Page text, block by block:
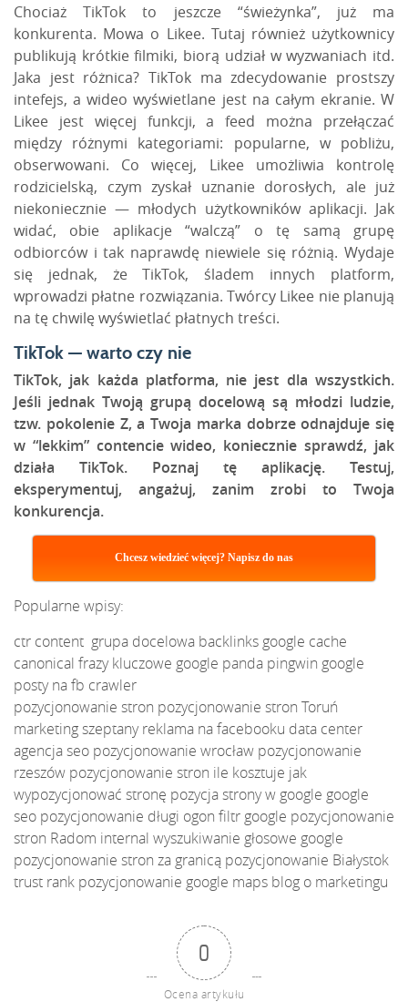
Chociaż TikTok to jeszcze “świeżynka”, już ma
konkurenta. Mowa o Likee. Tutaj również użytkownicy
publikują krótkie filmiki, biorą udział w wyzwaniach itd.
Jaka jest różnica? TikTok ma zdecydowanie prostszy
intefejs, a wideo wyświetlane jest na całym ekranie. W
Likee jest więcej funkcji, afeed można przełączać
między różnymi kategoriami: popularne, w pobliżu,
obserwowani. Co więcej, Likeeumożliwia kontrolę
rodzicielską, czym zyskał uznanie dorosłych, ale już
niekoniecznie — młodych użytkowników aplikacji. Jak
widać, obie aplikacje“walczą” o tę samą grupę
odbiorców i tak naprawdę niewiele się różnią. Wydaje
się jednak, że TikTok, śladem innych platform,
wprowadzi płatne rozwiązania. Twórcy Likee nie planują
na tę chwilę wyświetlać płatnych treści.
TikTok — warto czy nie
TikTok, jak każda platforma, nie jest dla wszystkich.
Jeśli jednak Twoją grupą docelową są młodzi ludzie,
tzw. pokolenie Z, a Twoja marka dobrze odnajduje się
w “lekkim” contencie wideo, koniecznie sprawdź, jak
działa TikTok. Poznaj tę aplikację. Testuj,
eksperymentuj, angażuj, zanim zrobi to Twoja
konkurencja.
Chcesz wiedzieć więcej? Napisz do nas
Popularne wpisy:
ctr content grupa docelowa backlinks google cache
canonical frazy kluczowe google panda pingwin google
posty na fb crawler
pozycjonowanie stron pozycjonowanie stron Toruń
marketing szeptany reklama na facebooku data center
agencja seo pozycjonowanie wrocław pozycjonowanie
rzeszów pozycjonowanie stron ile kosztuje jak
wypozycjonować stronę pozycja strony w google google
seo pozycjonowanie długi ogon filtr google pozycjonowanie
stron Radom internal wyszukiwanie głosowe google
pozycjonowanie stron za granicą pozycjonowanie Białystok
trust rank pozycjonowanie google maps blog o marketingu
0
Ocena artykułu